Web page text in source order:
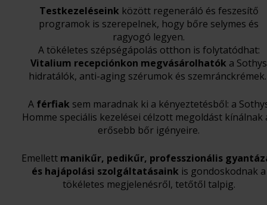
Testkezeléseink között regeneráló és feszesítő
programok is szerepelnek, hogy bőre selymes és
ragyogó legyen.
A tökéletes szépségápolás otthon is folytatódhat:
Vitalium recepciónkon megvásárolhatók a Sothys
hidratálók, anti-aging szérumok és
A férfiak sem maradnak ki a kényeztetésből: a
Homme speciális kezelései célzott megoldást kínálnak
erősebb bőr igényeire.
Emellett manikűr, pedikűr, professzionális
és hajápolási szolgáltatásaink is gondoskodnak a
tökéletes megjelenésről, tetőtől talpig.